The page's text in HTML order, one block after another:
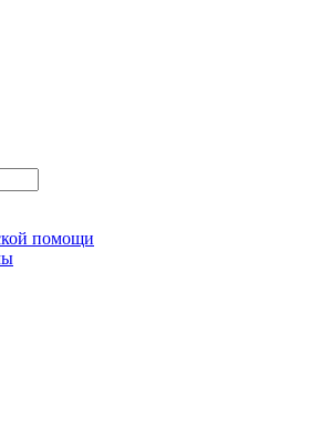
помощи